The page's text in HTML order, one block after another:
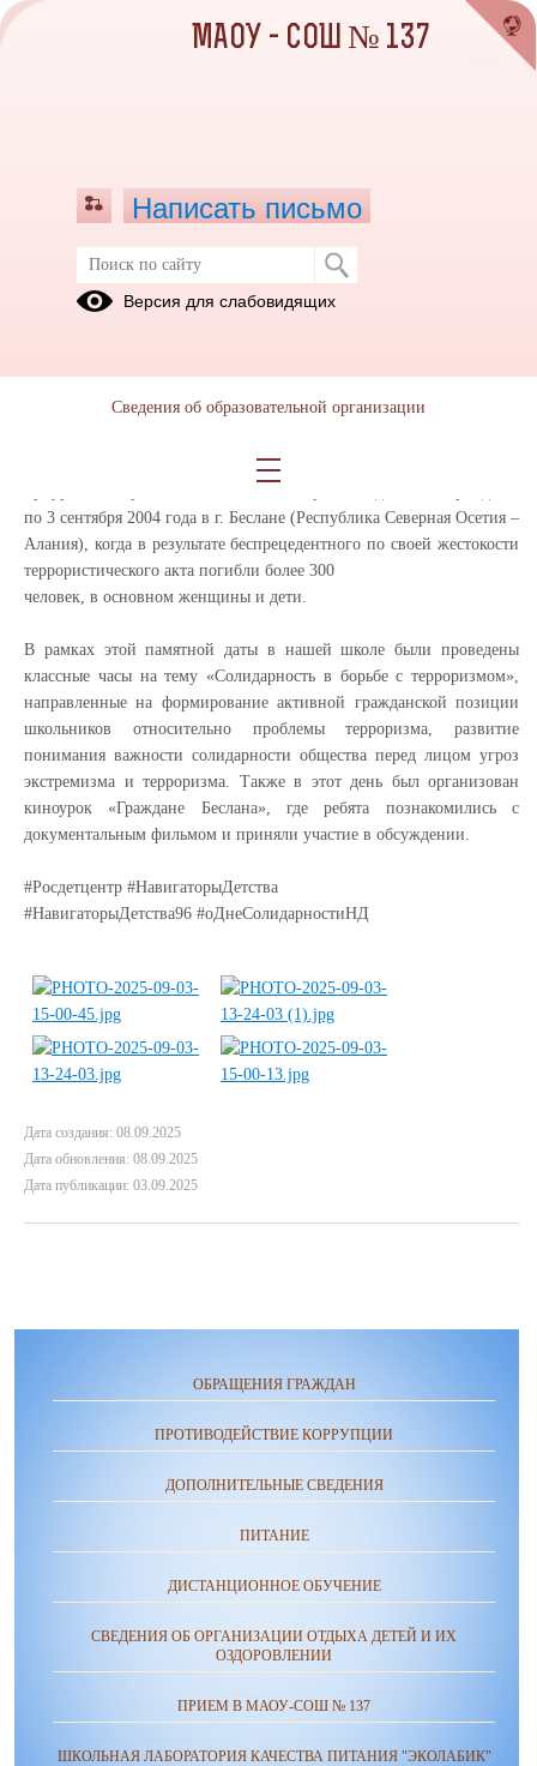
В нашей стране 3 сентября
установлена памятная дата – День
терроризмом
Памятная дата 3 сентября выбрана не случайно, этот день
по 3 сентября 2004 года в г. Беслане (Республика Северная Осетия –
Алания), когда в результатебеспрецедентного по своей жестокости
террористического акта погибли более 300
человек, в основном женщины и дети.
В рамках этой памятной даты в нашей школе были проведены
классные часы на тему «Солидарность в борьбе с терроризмом»,
направленные на формирование активной гражданской позиции
школьников относительно проблемы терроризма, развитие
понимания важности солидарности общества перед лицом угроз
экстремизма и терроризма. Также в этот день был организован
киноурок «Граждане Беслана», где ребята познакомились с
документальным фильмом и приняли участие в обсуждении.
#Росдетцентр #НавигаторыДетства
#НавигаторыДетства96 #оДнеСолидарностиНД
Дата создания: 08.09.2025
Дата обновления: 08.09.2025
Дата публикации: 03.09.2025
ОБРАЩЕНИЯ ГРАЖДАН
ПРОТИВОДЕЙСТВИЕ КОРРУПЦИИ
ДОПОЛНИТЕЛЬНЫЕ СВЕДЕНИЯ
ПИТАНИЕ
ДИСТАНЦИОННОЕ ОБУЧЕНИЕ
СВЕДЕНИЯ ОБ ОРГАНИЗАЦИИ ОТДЫХА ДЕТЕЙ И ИХ
ОЗДОРОВЛЕНИИ
ПРИЕМ В МАОУ-СОШ № 137
ШКОЛЬНАЯ ЛАБОРАТОРИЯ КАЧЕСТВА ПИТАНИЯ "ЭКОЛАБИК"
МАОУ - СОШ № 137
Написать письмо
Версия для слабовидящих
Сведения об образовательной организации